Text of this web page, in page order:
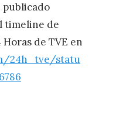
publicado
timeline de
de TVE en
24h_tve/statu